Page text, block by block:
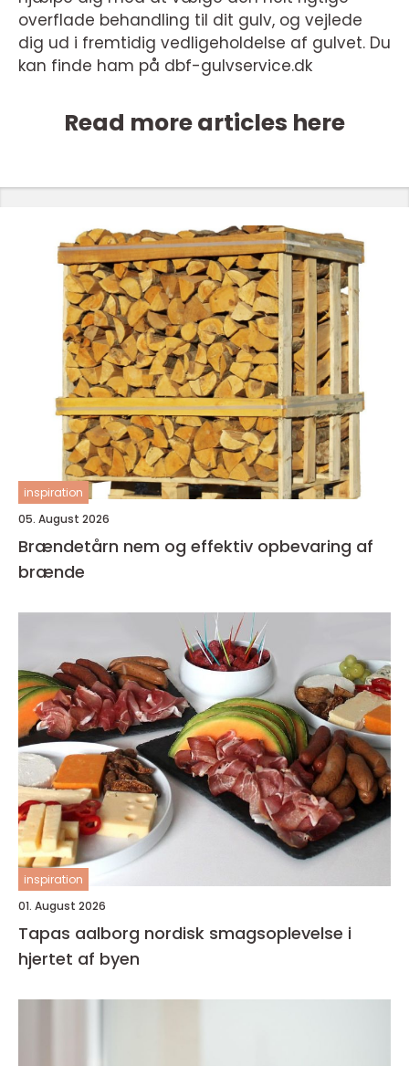
overflade behandling til dit gulv, og vejlede
dig ud i fremtidig vedligeholdelse af gulvet. Du
kan finde ham på dbf-gulvservice.dk
Read more articles here
inspiration
05. August 2026
Brændetårn nem og effektiv opbevaring af
brænde
inspiration
01. August 2026
Tapas aalborg nordisk smagsoplevelse i
hjertet af byen